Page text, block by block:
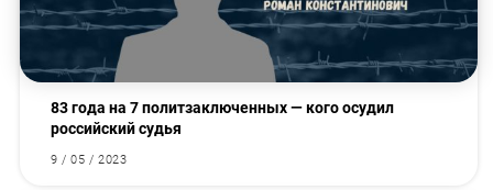
83 года на 7 политзаключенных — кого осудил
российский судья
9 / 05 / 2023